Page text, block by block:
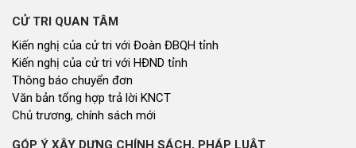
CỬ TRI QUAN TÂM
Kiến nghị của cử tri với Đoàn ĐBQH tỉnh
Kiến nghị của cử tri với HĐND tỉnh
Thông báo chuyển đơn
Văn bản tổng hợp trả lời KNCT
Chủ trương, chính sách mới
GÓP Ý XÂY DỰNG CHÍNH SÁCH, PHÁP LUẬT